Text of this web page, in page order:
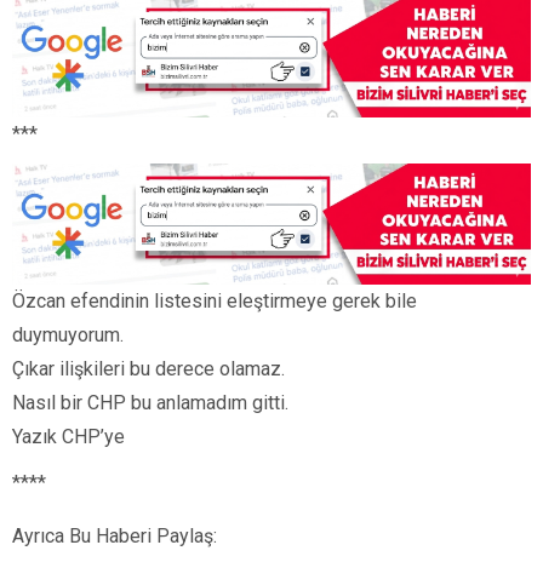
***
Özcan efendinin listesini eleştirmeye gerek bile
duymuyorum.
Çıkar ilişkileri bu derece olamaz.
Nasıl bir CHP bu anlamadım gitti.
Yazık CHP’ye
****
Ayrıca Bu Haberi Paylaş: